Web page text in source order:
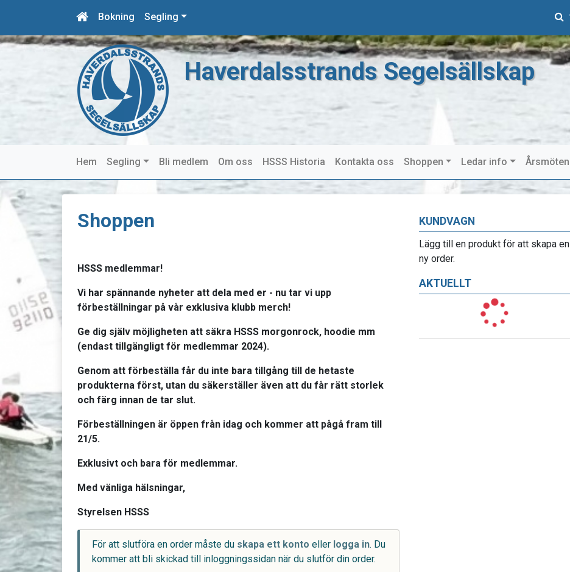
Bokning Segling
Haverdalsstrands Segelsällskap
Hem Segling Bli medlem Om oss HSSS Historia Kontakta oss Shoppen Ledar info Årsmöten
KUNDVAGN
Lägg till en produkt för att skapa en
ny order.
AKTUELLT
Shoppen
HSSS medlemmar!
Vi har spännande nyheter att dela med er - nu tar vi upp
förbeställningar på vår exklusiva klubb merch!
Ge dig själv möjligheten att säkra HSSS morgonrock, hoodie mm
(endast tillgängligt för medlemmar 2024).
Genom att förbeställa får du inte bara tillgång till de hetaste
produkterna först, utan du säkerställer även att du får rätt storlek
och färg innan de tar slut.
Förbeställningen är öppen från idag och kommer att pågå fram till
21/5.
Exklusivt och bara för medlemmar.
Med vänliga hälsningar,
Styrelsen HSSS
För att slutföra en order måste du skapa ett konto eller logga in. Du
kommer att bli skickad till inloggningssidan när du slutför din order.